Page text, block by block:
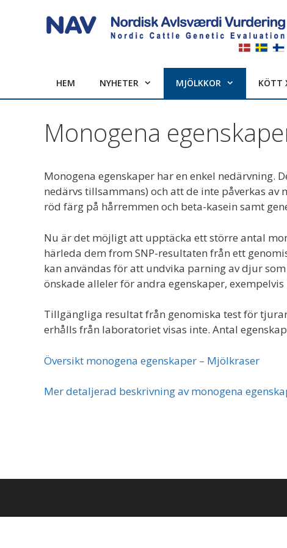
HEM NYHETER MJÖLKKOR KÖTT
Monogena
Monogena egenskaper har en enkel nedärvning.
nedärvs tillsammans) och att de inte påverkas
röd färg på hårremmen och beta-kasein samt
Nu är det möjligt att upptäcka ett större antal
härleda dem from SNP-resultaten från ett
kan användas för att undvika parning av djur
önskade alleler för andra egenskaper,
Tillgängliga resultat från genomiska test för
erhålls från laboratoriet visas inte. Antal
Översikt monogena egenskaper – Mjölkraser
Mer detaljerad beskrivning av monogena